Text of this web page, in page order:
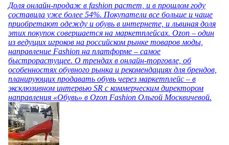
Доля онлайн-продаж в fashion растет, и в прошлом году
составила уже более 54%. Покупатели все больше и чаще
приобретают одежду и обувь в интернете, и львиная доля
этих покупок совершается на маркетплейсах. Ozon – один
из ведущих игроков на российском рынке товаров моды,
направление Fashion на платформе – самое
быстрорастущее. О трендах в онлайн-торговле, об
особенностях обувного рынка и рекомендациях для брендов,
планирующих продавать обувь через маркетплейс – в
эксклюзивном интервью SR с коммерческим директором
направления «Обувь» в Ozon Fashion Ольгой Москвичевой.